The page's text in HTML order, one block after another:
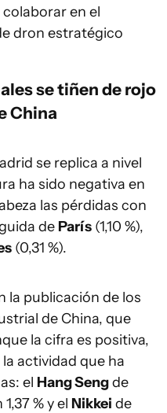
en el
dron estratégico
se tiñen de rojo
China
se replica a nivel
ha sido negativa en
las pérdidas con
de París (1,10 %),
(0,31 %).
la publicación de los
de China, que
la cifra es positiva,
actividad que ha
el Hang Sengde
% y el Nikkei de